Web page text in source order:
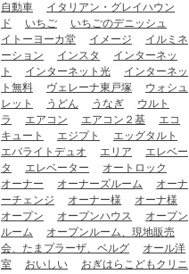
自動車
イタリアン・グレイハウン
ド
いちご
いちごのデニッシュ
イトーヨーカ堂
イメージ
イルミネ
ーション
インスタ
インターネッ
ト
インターネット光
インターネッ
ト無料
ヴェレーナ東戸塚
ウォシュ
レット
うどん うなぎ
ウルト
ラ
エアコン エアコン２基
エコ
キュート
エジプト
エッグタルト
エバライトデュオ
エリア
エレベー
タ
エレベーター
オートロック
オーナー
オーナーズルーム
オーナ
ーチェンジ
オーナー様
オーナ様
オープン
オープンハウス
オープン
ルーム
オープンルーム、現地販売
会、たまプラーザ、ベルグ
オール洋
室
おいしい
おぎはらこどもクリニ